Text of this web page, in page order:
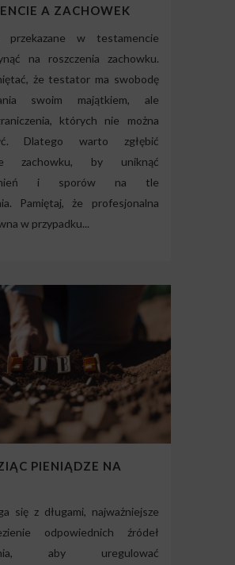
A ZACHOWEK
przekazane w testamencie
na roszczenia zachowku.
że testator ma swobodę
swoim majątkiem, ale
których nie można
Dlatego warto zgłębić
zachowku, by uniknąć
i sporów na tle
Pamiętaj, że profesjonalna
w przypadku...
PIENIĄDZE NA
się z długami, najważniejsze
odpowiednich źródeł
aby uregulować